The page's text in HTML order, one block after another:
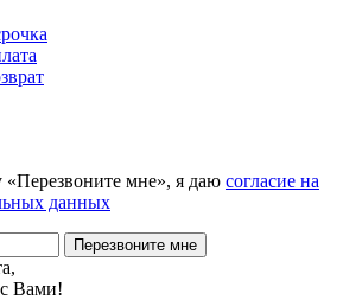
мне», я даю согласие на
данных
Вами!